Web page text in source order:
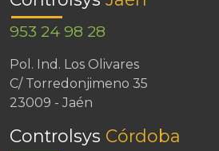
953 24 98 28
Pol. Ind. Los Olivares
C/ Torredonjimeno 35
23009 - Jaén
Controlsys Córdoba